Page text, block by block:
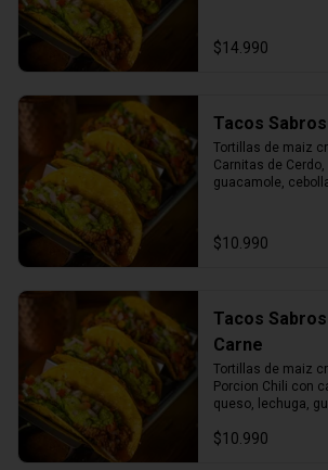
$14.990
Tacos
Tortillas de maiz
Carnitas de
guacamole,
$10.990
Tacos
Carne
Tortillas de maiz
Porcion Chili con
queso, lechuga,
$10.990